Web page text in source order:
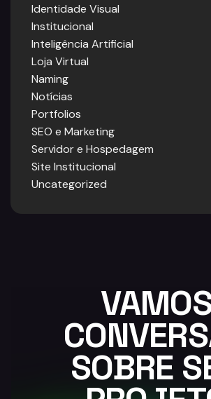
Identidade Visual
Institucional
Inteligência Artificial
Loja Virtual
Naming
Notícias
Portfolios
SEO e Marketing
Servidor e Hospedagem
Site Institucional
Uncategorized
SOBRE